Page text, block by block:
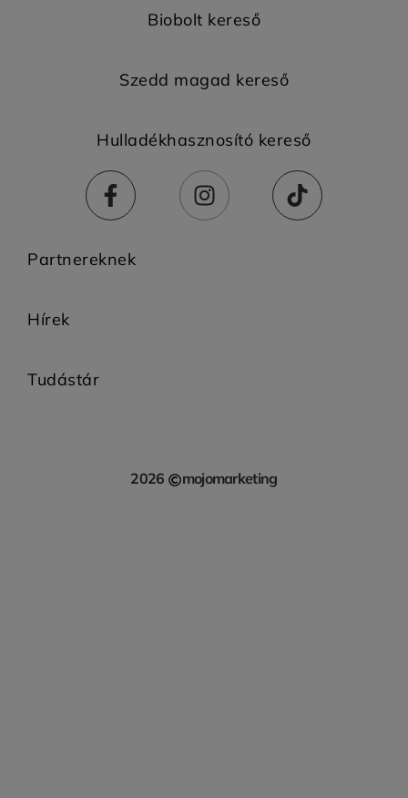
Biobolt kereső
Szedd magad kereső
Hulladékhasznosító kereső
Partnereknek
Hírek
Tudástár
2026 mojomarketing